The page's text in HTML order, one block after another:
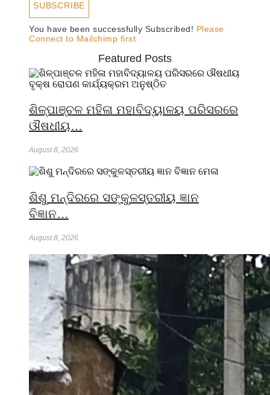
SUBSCRIBE
You have been successfully Subscribed! Please
Connect to Mailchimp first
Featured Posts
ଶିଳ୍ପାଞ୍ଚଳ ମହିଳା ମହାବିଦ୍ୟାଳୟ ପରିସରରେ
ଔଷଧୀୟ…
August 8, 2026
ଶିଶୁ ମନ୍ଦିରରେ ସଙ୍କୁଳସ୍ତରୀୟ ଜ୍ଞାନ
ବିଜ୍ଞାନ…
August 8, 2026